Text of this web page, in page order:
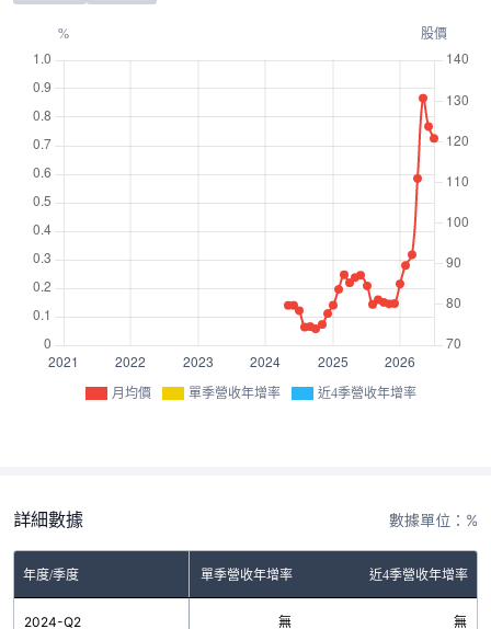
月均價 單季營收年增率 近4季營收年增率
詳細數據 數據單位：%
年度/季度 單季營收年增率 近4季營收年增率
2024-Q2 無 無